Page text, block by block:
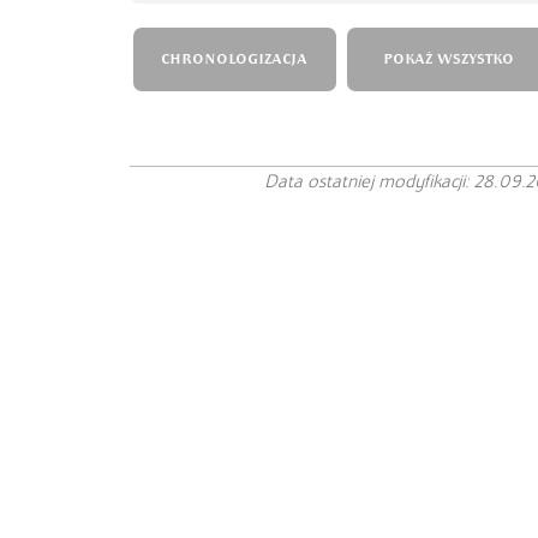
CHRONOLOGIZACJA POKAŻ WSZYSTKO
Data ostatniej modyfikacji: